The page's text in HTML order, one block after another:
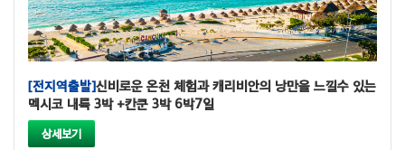
[전지역출발]신비로운 온천 체험과 캐리비안의 낭만을 느낄수 있는
멕시코 내륙 3박 +칸쿤 3박 6박7일
상세보기